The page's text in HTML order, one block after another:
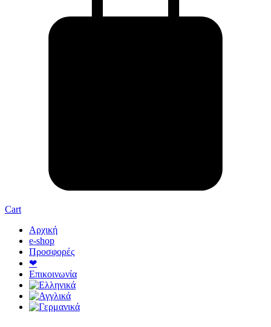
Cart
Αρχική
e-shop
Προσφορές
❤
Επικοινωνία